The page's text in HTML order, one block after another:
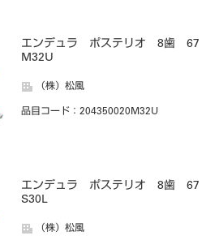
エンデュラ ポステリオ 8歯 67
M32U
（株）松風
品目コード ：204350020M32U
エンデュラ ポステリオ 8歯 67
S30L
（株）松風